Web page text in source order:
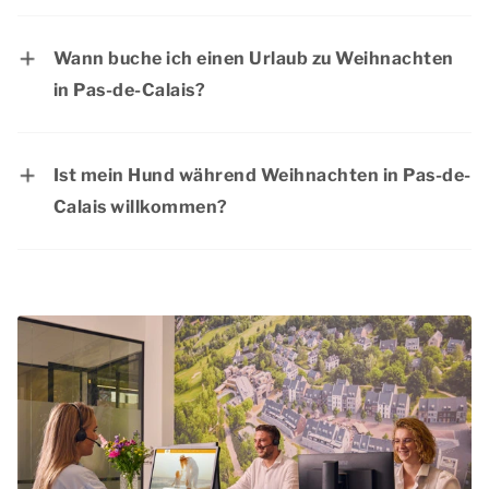
Wann buche ich einen Urlaub zu Weihnachten
in Pas-de-Calais?
Sie in Ihrer bevorzugten Unterkunft bleiben.
Außerdem können Sie die Vorfreude besonders
lange genießen, wenn Sie Ihren Aufenthalt
frühzeitig buchen.
Ist mein Hund während Weihnachten in Pas-de-
Calais willkommen?
Hunde sind in den meisten Unterkunftsarten
erlaubt. Jede Unterkunft gibt an, ob Haustiere
in der jeweiligen Unterkunft willkommen sind.
Sie können maximal 2 Haustiere pro
Unterkunft buchen und es wird ein Aufpreis pro
Haustier erhoben.